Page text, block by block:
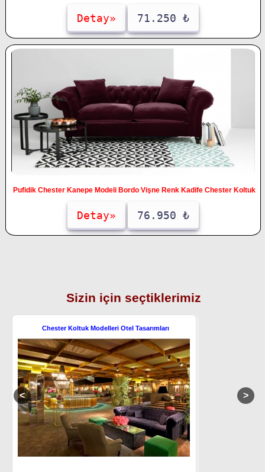
Detay» 71.250 ₺
Pufidik Chester Kanepe Modeli Bordo Vişne Renk Kadife Chester Koltuk
Detay» 76.950 ₺
Sizin için seçtiklerimiz
Chester Koltuk Modelleri Otel Tasarımları